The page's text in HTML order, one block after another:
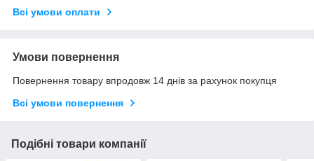
Всі умови оплати
Умови повернення
Повернення товару впродовж 14 днів за рахунок покупця
Всі умови повернення
Подібні товари компанії